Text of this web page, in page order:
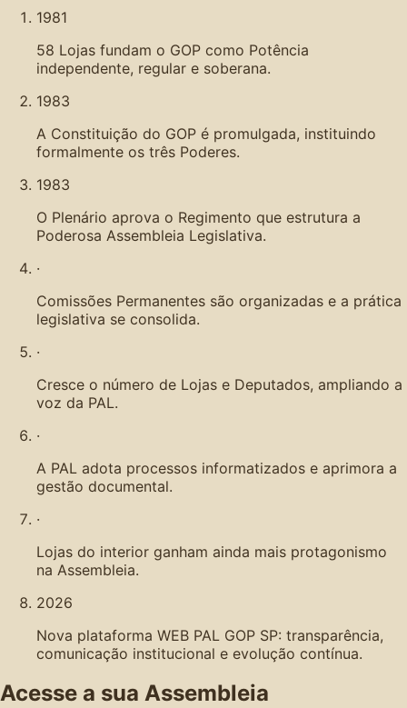
1981
58 Lojas fundam o GOP como Potência
independente, regular e soberana.
1983
A Constituição do GOP é promulgada, instituindo
formalmente os três Poderes.
1983
O Plenário aprova o Regimento que estrutura a
Poderosa Assembleia Legislativa.
·
Comissões Permanentes são organizadas e a prática
legislativa se consolida.
·
Cresce o número de Lojas e Deputados, ampliando a
voz da PAL.
·
A PAL adota processos informatizados e aprimora a
gestão documental.
·
Lojas do interior ganham ainda mais protagonismo
na Assembleia.
2026
Nova plataforma WEB PAL GOP SP: transparência,
comunicação institucional e evolução contínua.
Acesse a sua Assembleia